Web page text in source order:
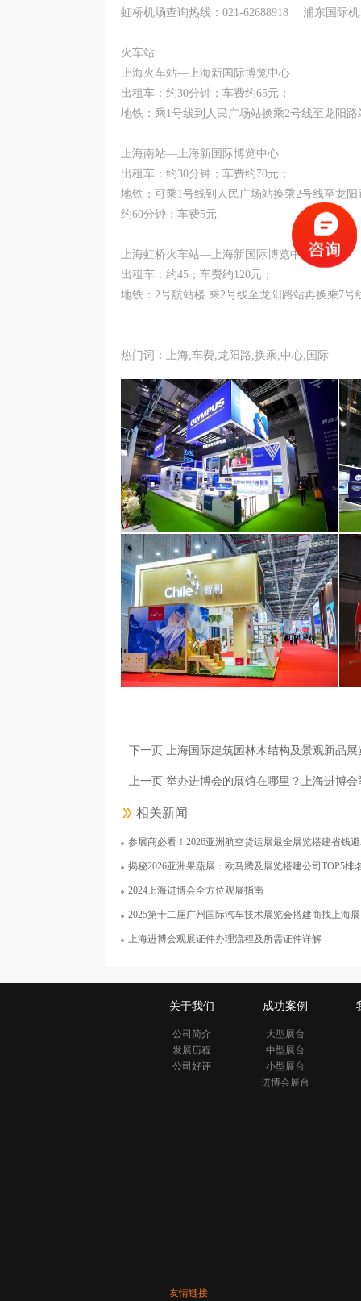
虹桥机场查询热线：021-62688918 浦东国际机
火车站
上海火车站—上海新国际博览中心
出租车：约30分钟；车费约65元；
地铁：乘1号线到人民广场站换乘2号线至龙阳
上海南站—上海新国际博览中心
出租车：约30分钟；车费约70元；
地铁：可乘1号线到人民广场站换乘2号线至龙
约60分钟；车费5元
上海虹桥火车站—上海新国际博览中心
出租车：约45；车费约120元；
地铁：2号航站楼 乘2号线至龙阳路站再换乘7
热门词：上海,车费,龙阳路,换乘,中心,国际
奥林巴斯（北京）销售服务有限公司
智利共和国上海商务处
下一页 上海国际建筑园林木结构及景观新品
上一页 举办进博会的展馆在哪里？上海进博会
相关新闻
参展商必看！2026亚洲航空货运展最全展览搭建省钱
揭秘2026亚洲果蔬展：欧马腾及展览搭建公司TOP5排
2024上海进博会全方位观展指南
2025第十二届广州国际汽车技术展览会搭建商找上海
上海进博会观展证件办理流程及所需证件详解
关于我们
公司简介
发展历程
公司好评
成功案例
大型展台
中型展台
小型展台
进博会展台
友情链接